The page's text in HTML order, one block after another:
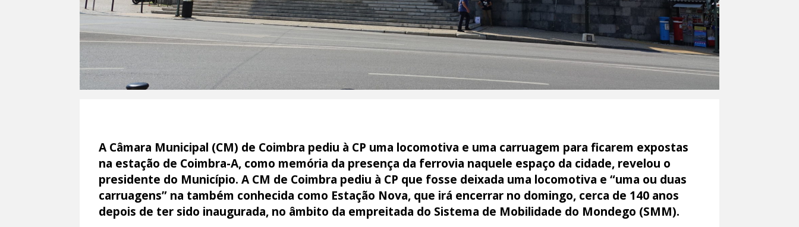
A Câmara Municipal (CM) de Coimbra pediu à CP uma locomotiva e uma carruagem para ficarem expostas
na estação de Coimbra-A, como memória da presença da ferrovia naquele espaço da cidade, revelou o
presidente do Município. A CM de Coimbra pediu à CP que fosse deixada uma locomotiva e “uma ou duas
carruagens” na também conhecida como Estação Nova, que irá encerrar no domingo, cerca de 140 anos
depois de ter sido inaugurada, no âmbito da empreitada do Sistema de Mobilidade do Mondego (SMM).